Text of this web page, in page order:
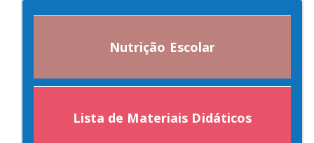
Nutrição Escolar
Lista de Materiais Didáticos